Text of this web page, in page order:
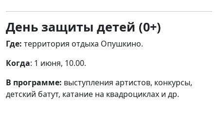
День защиты детей (0+)
Где: территория отдыха Опушкино.
Когда: 1 июня, 10.00.
В программе: выступления артистов, конкурсы,
детский батут, катание на квадроциклах и др.